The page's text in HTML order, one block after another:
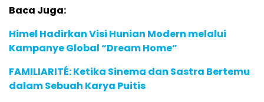
Baca Juga:
Himel Hadirkan Visi Hunian Modern melalui
Kampanye Global “Dream Home”
FAMILIARITÉ: Ketika Sinema dan Sastra Bertemu
dalam Sebuah Karya Puitis